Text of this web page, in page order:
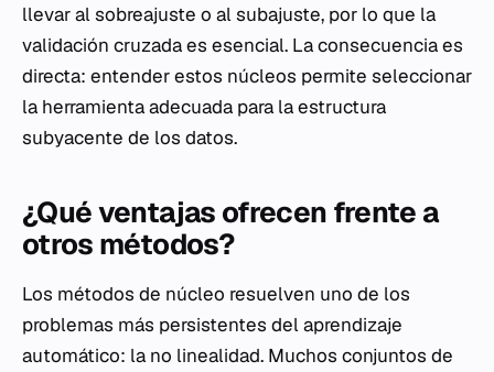
llevar al sobreajuste o al subajuste, por lo que la
validación cruzada es esencial. La consecuencia es
directa: entender estos núcleos permite seleccionar
la herramienta adecuada para la estructura
subyacente de los datos.
¿Qué ventajas ofrecen frente a
otros métodos?
Los métodos de núcleo resuelven uno de los
problemas más persistentes del aprendizaje
automático: la no linealidad. Muchos conjuntos de